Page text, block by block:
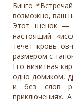
Бинго
возможно, ваш
Этот щенок —
настоящий
течет кровь
размером с
Его визитная
одно домиком,
и без слов
приключениях.